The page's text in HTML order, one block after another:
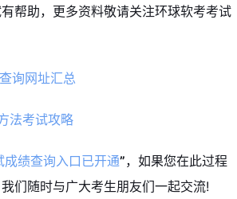
帮助，更多资料敬请关注环球软考考试
询网址汇总
法考试攻略
绩查询入口已开通”，如果您在此过程
我们随时与广大考生朋友们一起交流!